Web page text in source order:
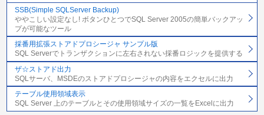
SSB(Simple SQLServer Backup)
ややこしい設定なし! ボタンひとつでSQL Server 2005の簡単バックアッ
プが可能なツール
採番用拡張ストアドプロシージャ サンプル版
SQL Serverでトランザクションに左右されない採番ロジックを提供する
ザ☆ストアド出力
SQLサーバ、MSDEのストアドプロシージャの内容をエクセルに出力
テーブル使用領域表示
SQL Server 上のテーブルとその使用領域サイズの一覧をExcelに出力